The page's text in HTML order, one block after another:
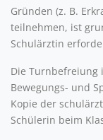
Gründen (z. B.
teilnehmen, ist
Schulärztin
Die Turnbefreiung
Bewegungs- und
Kopie der
Schülerin beim